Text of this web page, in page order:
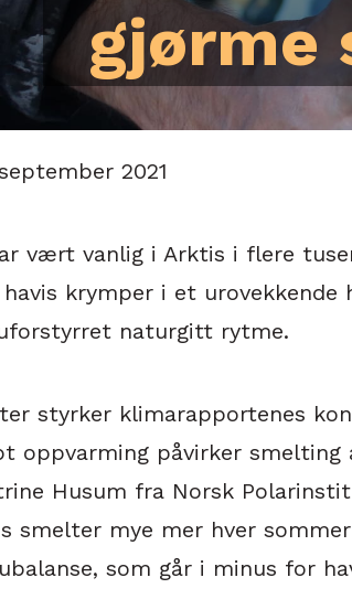
gjørme
2021
vært vanlig i Arktis i flere
havis krymper i et
naturgitt rytme.
styrker klimarapportenes
oppvarming påvirker smelting
Husum fra Norsk
smelter mye mer hver
som går i minus for